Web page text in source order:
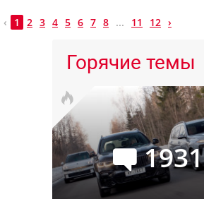
‹ 1 2 3 4 5 6 7 8 ... 11 12 ›
Горячие темы
1931